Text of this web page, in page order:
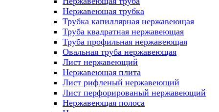
Нержавеющая трубка
Трубка капиллярная нержавеющая
Труба квадратная нержавеющая
Труба профильная нержавеющая
Овальная труба нержавеющая
Лист нержавеющий
Нержавеющая плита
Лист рифленый нержавеющий
Лист перфорированый нержавеющий
Нержавеющая полоса